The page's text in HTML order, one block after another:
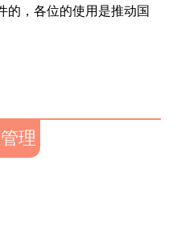
的，各位的使用是推动国
理